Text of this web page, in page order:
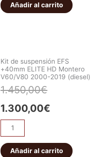
Añadir al carrito
Kit de suspensión EFS
+40mm ELITE HD Montero
V60/V80 2000-2019 (diesel)
1.450,00€
1.300,00€
Añadir al carrito